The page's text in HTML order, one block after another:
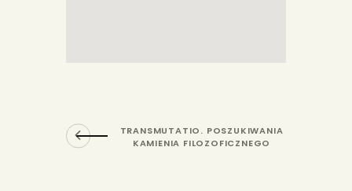
TRANSMUTATIO. POSZUKIWANIA
KAMIENIA FILOZOFICZNEGO